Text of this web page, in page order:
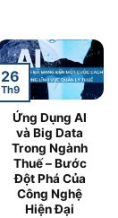
Ứng Dụng AI
và Big Data
Trong Ngành
Thuế – Bước
Đột Phá Của
Công Nghệ
Hiện Đại
26
Th9